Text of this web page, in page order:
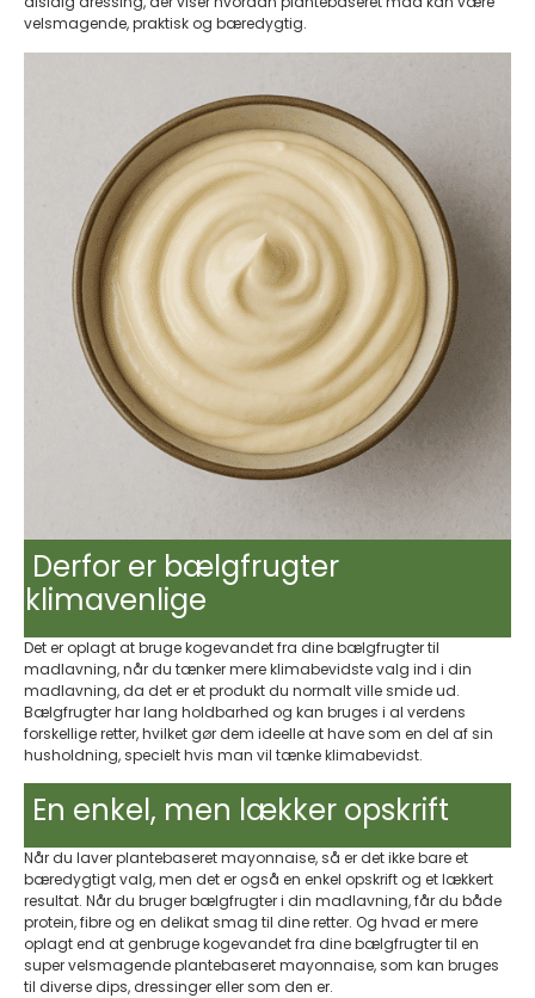
velsmagende, praktisk og bæredygtig.
Derfor er bælgfrugter
klimavenlige​
Det er oplagt at bruge kogevandet fra dine bælgfrugter til
madlavning, når du tænker mere klimabevidste valg ind i din
madlavning, da det er et produkt du normalt ville smide ud.
Bælgfrugter har lang holdbarhed og kan bruges i al verdens
forskellige retter, hvilket gør dem ideelle at have som en del af sin
husholdning, specielt hvis man vil tænke klimabevidst.
En enkel, men lækker opskrift
Når du laver plantebaseret mayonnaise, så er det ikke bare et
bæredygtigt valg, men det er også en enkel opskrift og et lækkert
resultat. Når du bruger bælgfrugter i din madlavning, får du både
protein, fibre og en delikat smag til dine retter. Og hvad er mere
oplagt end at genbruge kogevandet fra dine bælgfrugter til en
super velsmagende plantebaseret mayonnaise, som kan bruges
til diverse dips, dressinger eller som den er.